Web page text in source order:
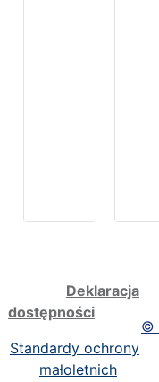
Deklaracja
dostępności
Standardy ochrony
małoletnich
©